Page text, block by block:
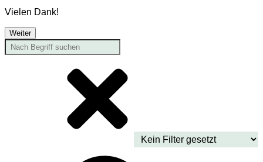
Vielen Dank!
Weiter